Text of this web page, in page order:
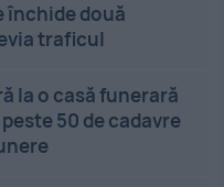
închide două
traficul
la o casă funerară
50 de cadavre